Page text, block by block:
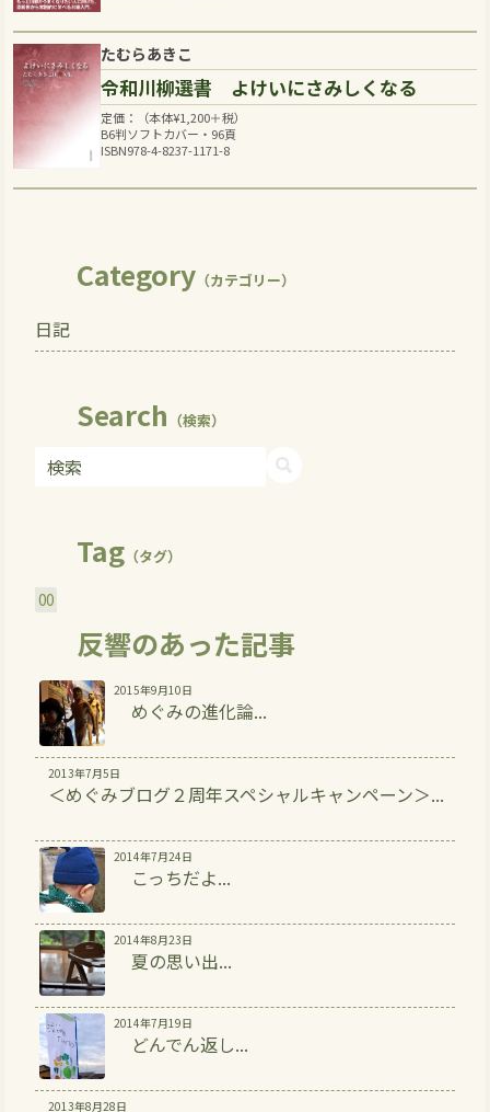
たむらあきこ
令和川柳選書 よけいにさみしくなる
定価：（本体¥1,200＋税）
B6判ソフトカバー・96頁
ISBN978-4-8237-1171-8
Category（カテゴリー）
日記
Search （検索）
Tag（タグ）
00
反響のあった記事
2015年9月10日
めぐみの進化論...
2013年7月5日
＜めぐみブログ２周年スペシャルキャンペーン＞...
2014年7月24日
こっちだよ...
2014年8月23日
夏の思い出...
2014年7月19日
どんでん返し...
2013年8月28日